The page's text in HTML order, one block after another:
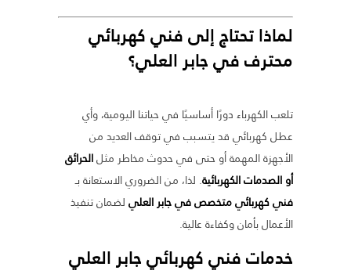
لماذا تحتاج إلىفني كهربائي
محترففي جابر العلي؟
تلعب الكهرباء دورًا أساسيًا في حياتنا اليومية، وأي
عطل كهربائي قد يتسبب في توقف العديد من
الأجهزة المهمة أو حتى في حدوث مخاطر مثلالحرائق
أو الصدمات الكهربائية. لذا، من الضروري الاستعانة بـ
فني كهربائي متخصص في جابر العليلضمان تنفيذ
الأعمال بأمان وكفاءة عالية.
خدماتفني كهربائي جابر العلي